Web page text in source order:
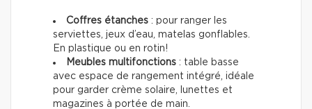
Coffres étanches : pour ranger les
serviettes, jeux d’eau, matelas gonflables.
En plastique ou en rotin!
Meubles multifonctions : table basse
avec espace de rangement intégré, idéale
pour garder crème solaire, lunettes et
magazines à portée de main.